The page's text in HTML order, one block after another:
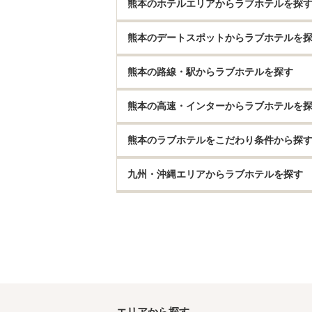
熊本のホテルエリアからラブホテルを探す
熊本のデートスポットからラブホテルを
熊本の路線・駅からラブホテルを探す
熊本の高速・インターからラブホテルを
熊本のラブホテルをこだわり条件から探す
九州・沖縄エリアからラブホテルを探す